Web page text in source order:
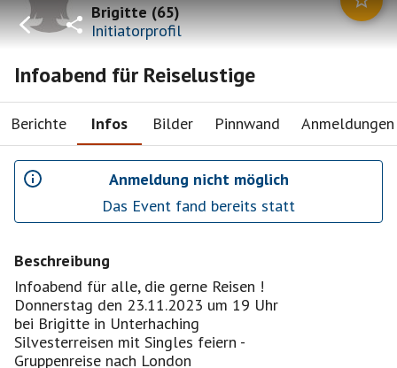
Brigitte(65)
Initiatorprofil
Infoabend für Reiselustige
Berichte Infos Bilder Pinnwand Anmeldungen
Anmeldung nicht möglich
Das Event fand bereits statt
Beschreibung
Infoabend für alle, die gerne Reisen !
Donnerstag den 23.11.2023 um 19 Uhr
bei Brigitte in Unterhaching
Silvesterreisen mit Singles feiern -
Gruppenreise nach London